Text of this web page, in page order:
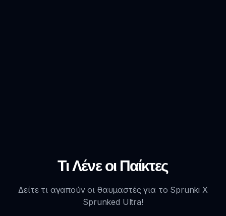
Τι Λένε οι Παίκτες
Δείτε τι αγαπούν οι θαυμαστές για το Sprunki X
Sprunked Ultra!